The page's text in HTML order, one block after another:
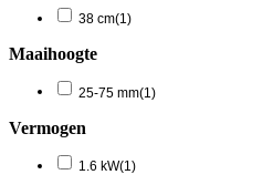
38 cm(1)
Maaihoogte
25-75 mm(1)
Vermogen
1.6 kW(1)